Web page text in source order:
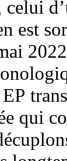
celui
est
qui